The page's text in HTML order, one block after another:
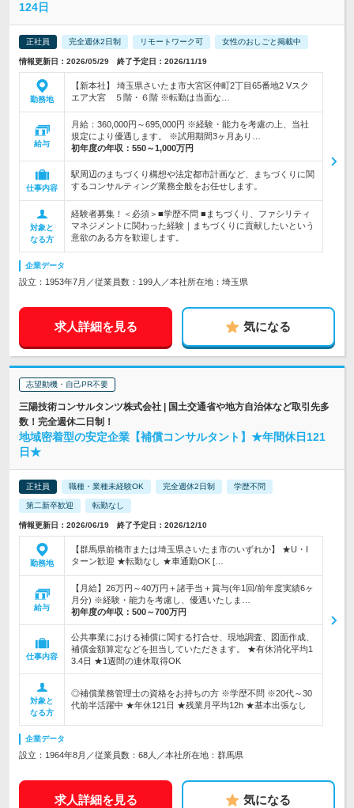
124日
正社員 完全週休2日制 リモートワーク可 女性のおしごと掲載中
情報更新日：2026/05/29 終了予定日：2026/11/19
勤務地
【新本社】 埼玉県さいたま市大宮区仲町2丁目65番地2 Vスク
エア大宮 ５階・６階 ※転勤は当面な…
給与
月給：360,000円～695,000円 ※経験・能力を考慮の上、当社
規定により優遇します。 ※試用期間3ヶ月あり…
初年度の年収： 550～1,000万円
仕事内容
駅周辺のまちづくり構想や法定都市計画など、まちづくりに関
するコンサルティング業務全般をお任せします。
対象と
なる方
経験者募集！＜必須＞■学歴不問 ■まちづくり、ファシリティ
マネジメントに関わった経験｜まちづくりに貢献したいという
意欲のある方を歓迎します。
企業データ
設立：1953年7月／従業員数：199人／本社所在地：埼玉県
求人詳細を見る 気になる
志望動機・自己PR不要
三陽技術コンサルタンツ株式会社 | 国土交通省や地方自治体など取引先多
数！完全週休二日制！
地域密着型の安定企業【補償コンサルタント】★年間休日121
日★
正社員 職種・業種未経験OK 完全週休2日制 学歴不問
第二新卒歓迎 転勤なし
情報更新日：2026/06/19 終了予定日：2026/12/10
勤務地
【群馬県前橋市または埼玉県さいたま市のいずれか】 ★U・I
ターン歓迎 ★転勤なし ★車通勤OK […
給与
【月給】26万円～40万円＋諸手当＋賞与(年1回/前年度実績6ヶ
月分) ※経験・能力を考慮し、優遇いたしま…
初年度の年収： 500～700万円
仕事内容
公共事業における補償に関する打合せ、現地調査、図面作成、
補償金額算定などを担当していただきます。 ★有休消化平均1
3.4日 ★1週間の連休取得OK
対象と
なる方
◎補償業務管理士の資格をお持ちの方 ※学歴不問 ※20代～30
代前半活躍中 ★年休121日 ★残業月平均12h ★基本出張なし
企業データ
設立：1964年8月／従業員数：68人／本社所在地：群馬県
求人詳細を見る 気になる